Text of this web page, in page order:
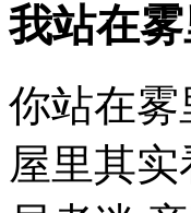
我站在
你站在
屋里其